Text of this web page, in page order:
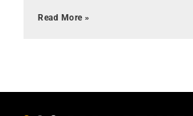
Read More »